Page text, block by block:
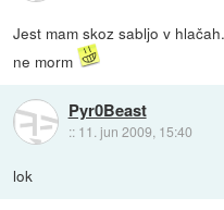
Jest mam skoz sabljo v
ne morm
Pyr0Beast
:: 11. jun 2009, 15:40
lok